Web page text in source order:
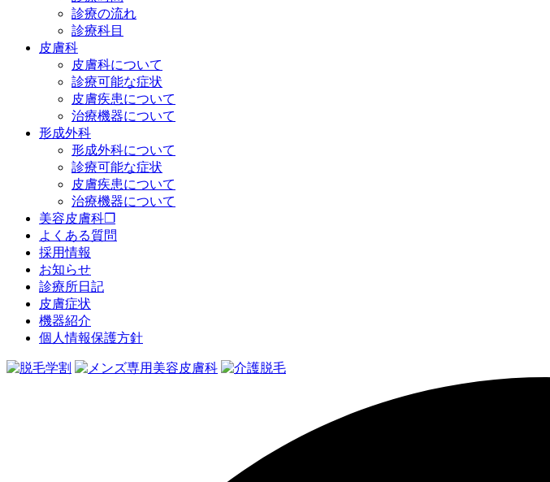
診療の流れ
診療科目
皮膚科
皮膚科について
診療可能な症状
皮膚疾患について
治療機器について
形成外科
形成外科について
診療可能な症状
皮膚疾患について
治療機器について
美容皮膚科❐
よくある質問
採用情報
お知らせ
診療所日記
皮膚症状
機器紹介
個人情報保護方針